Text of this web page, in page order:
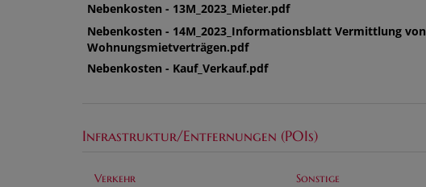
Nebenkosten - 13M_2023_Mieter.pdf
Nebenkosten - 14M_2023_Informationsblatt Vermittlung von
Wohnungsmietverträgen.pdf
Nebenkosten - Kauf_Verkauf.pdf
Infrastruktur/Entfernungen (POIs)
Verkehr Sonstige